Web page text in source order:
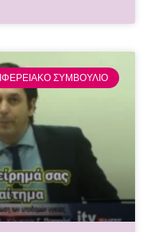
ΣΥΜΒΟΥΛΙΟ